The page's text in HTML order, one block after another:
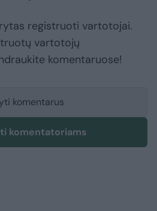
registruoti vartotojai.
vartotojų
komentaruose!
komentarus
komentatoriams